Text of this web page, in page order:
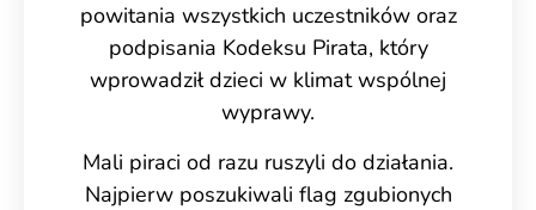
powitania wszystkich uczestników oraz
podpisania Kodeksu Pirata, który
wprowadził dzieci w klimat wspólnej
wyprawy.
Mali piraci od razu ruszyli do działania.
Najpierw poszukiwali flag zgubionych